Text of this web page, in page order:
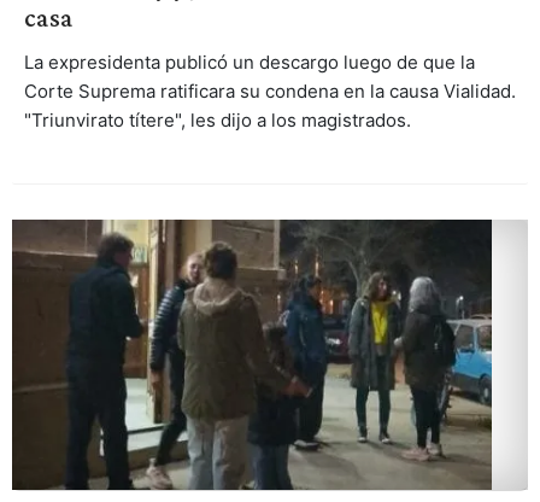
casa
La expresidenta publicó un descargo luego de que la
Corte Suprema ratificara su condena en la causa Vialidad.
"Triunvirato títere", les dijo a los magistrados.